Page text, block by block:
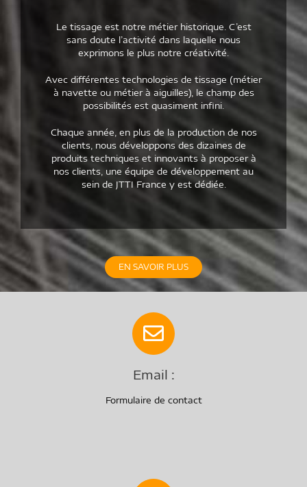
Le tissage est notre métier historique. C’est
sans doute l’activité dans laquelle nous
exprimons le plus notre créativité.
Avec différentes technologies de tissage (métier
à navette ou métier à aiguilles), le champ des
possibilités est quasiment infini.
Chaque année, en plus de la production de nos
clients, nous développons des dizaines de
produits techniques et innovants à proposer à
nos clients, une équipe de développement au
sein de JTTI France y est dédiée.
EN SAVOIR PLUS
Email :
Formulaire de contact